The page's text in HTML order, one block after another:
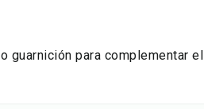
guarnición para complementar el